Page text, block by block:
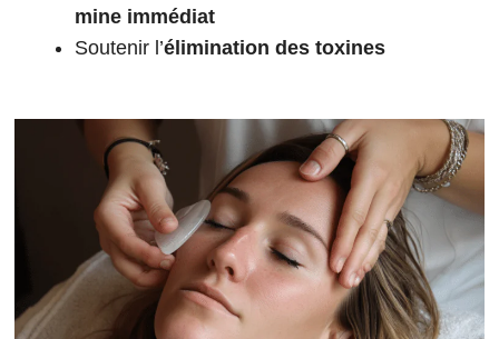
mine immédiat
Soutenir l’élimination des toxines